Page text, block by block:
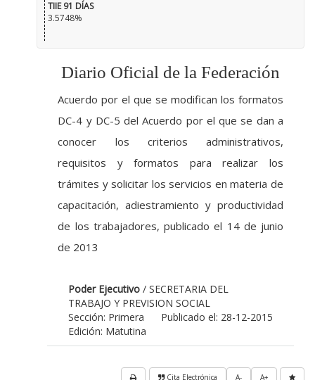
TIIE 91 DÍAS
3.5748%
Diario Oficial de la Federación
Acuerdo por el que se modifican los formatos
DC-4 y DC-5 del Acuerdo por el que se dan a
conocer los criterios administrativos,
requisitos y formatos para realizar los
trámites y solicitar los servicios en materia de
capacitación, adiestramiento y productividad
de los trabajadores, publicado el 14 de junio
de 2013
Poder Ejecutivo / SECRETARIA DEL
TRABAJO Y PREVISION SOCIAL
Publicado el: 28-12-2015
Sección: Primera
Edición: Matutina
A+
A-
Cita Electrónica